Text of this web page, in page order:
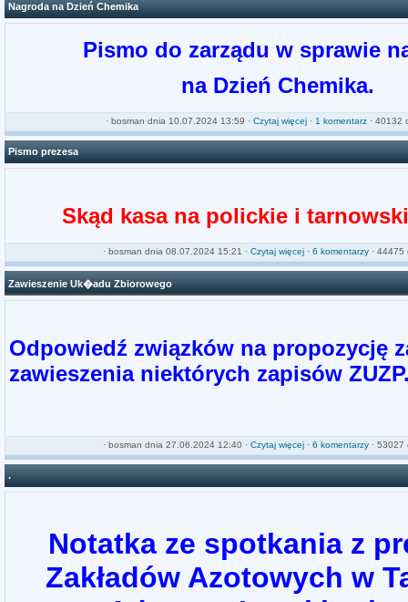
Nagroda na Dzień Chemika
Pismo do zarządu w sprawie
na Dzień Chemika.
· bosman dnia 10.07.2024 13:59 · Czytaj więcej· 1 komentarz· 40132
Pismo prezesa
Skąd kasa na polickie i
· bosman dnia 08.07.2024 15:21 · Czytaj więcej · 6 komentarzy · 44475
Zawieszenie Uk�adu Zbiorowego
Odpowiedź związków na propozycję
zawieszenia niektórych zapisów
· bosman dnia 27.06.2024 12:40 · Czytaj więcej · 6 komentarzy · 53027
.
Notatka ze spotkania z
Zakładów Azotowych w